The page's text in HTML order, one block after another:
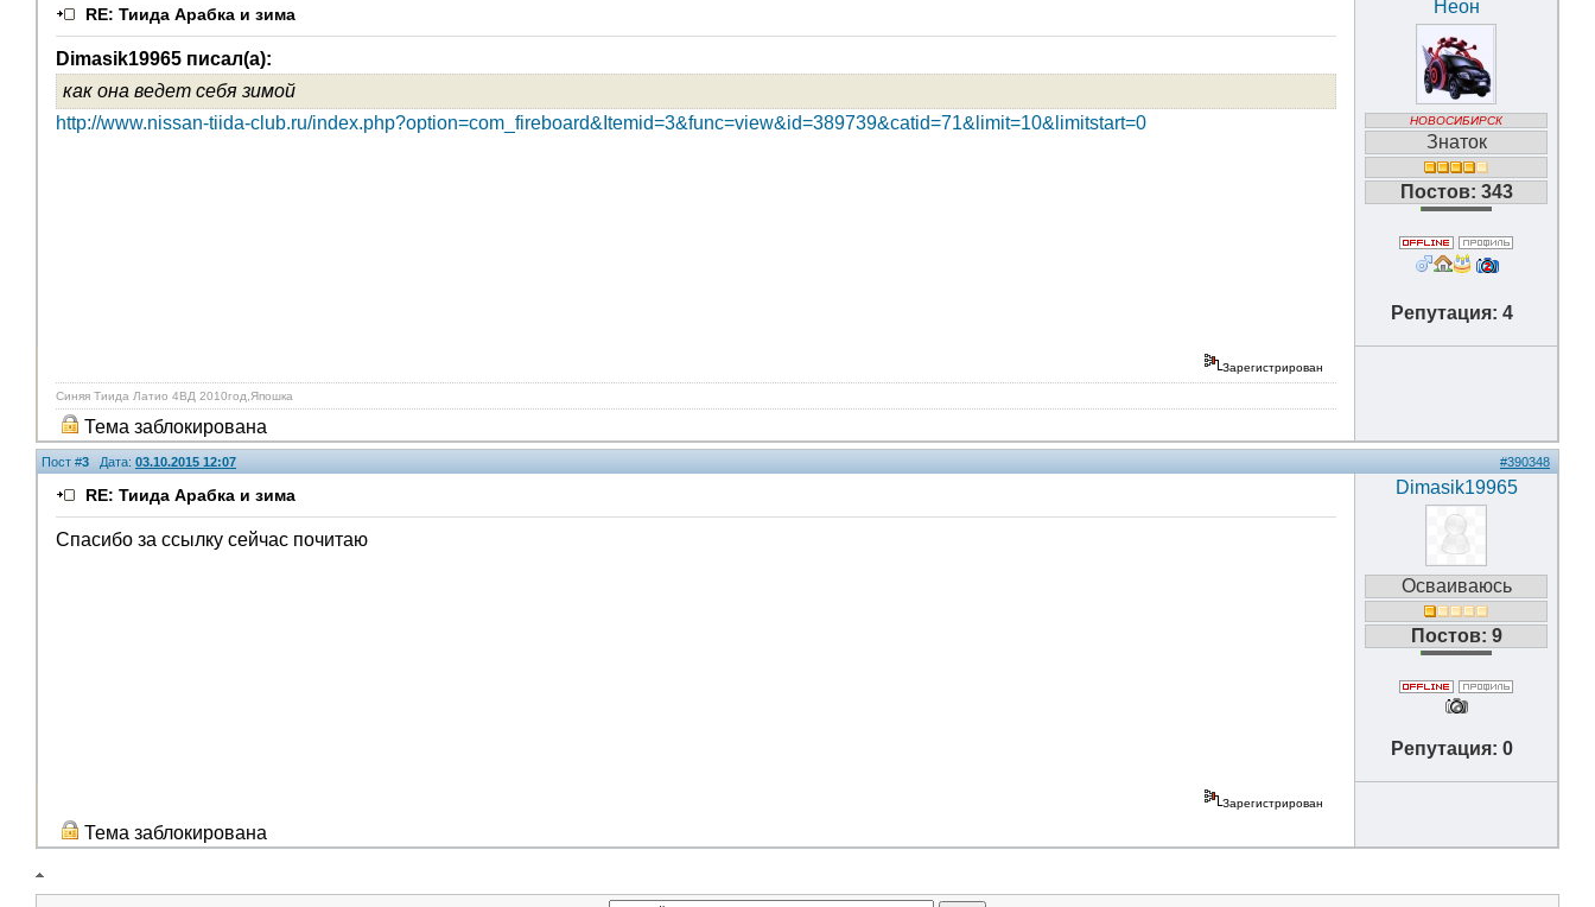
RE: Тиида Арабка и зима
Dimasik19965 писал(а):
как она ведет себя зимой
http://www.nissan-tiida-club.ru/index.php?option=com_fireboard&Itemid=3&func=view&id=389739&catid=71&limit=10&limitstart=0
Неон
НОВОСИБИРСК
Знаток
Постов: 343
Репутация: 4
Зарегистрирован
Синяя Тиида Латио 4ВД 2010год,Япошка
Тема заблокирована
Пост #3 Дата: 03.10.2015 12:07 #390348
RE: Тиида Арабка и зима
Спасибо за ссылку сейчас почитаю
Dimasik19965
Осваиваюсь
Постов: 9
Репутация: 0
Зарегистрирован
Тема заблокирована